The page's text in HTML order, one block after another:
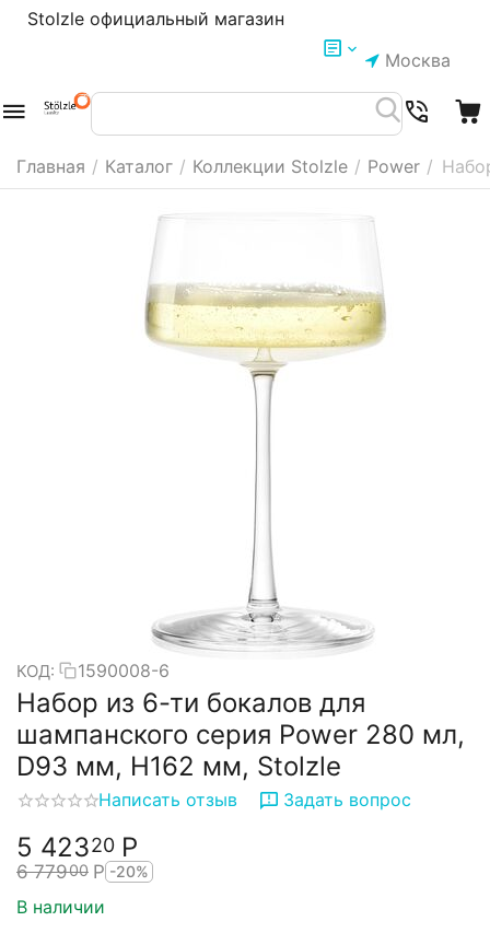
Stolzle официальный магазин
Москва
Главная / Каталог / Коллекции Stolzle / Power /
КОД: 1590008-6
Набор из 6-ти бокалов для
шампанского серия Power 280 мл,
D93 мм, H162 мм, Stolzle
Написать отзыв Задать вопрос
5 42320 Р
6 77900 Р -20%
В наличии